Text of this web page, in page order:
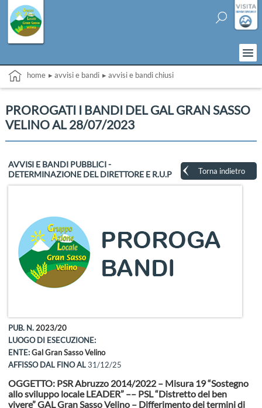
home ▸ avvisi e bandi ▸ avvisi e bandi chiusi
PROROGATI I BANDI DEL GAL GRAN SASSO
VELINO AL 28/07/2023
Torna indietro
AVVISI E BANDI PUBBLICI -
DETERMINAZIONE DEL DIRETTORE E R.U.P
PUB. N. 2023/20
LUOGO DI ESECUZIONE:
ENTE:Gal Gran Sasso Velino
AFFISSO DAL FINO AL31/12/25
OGGETTO: PSR Abruzzo 2014/2022 – Misura 19 “Sostegno
allo sviluppo locale LEADER” –– PSL “Distretto del ben
vivere” GAL Gran Sasso Velino – Differimento dei termini di